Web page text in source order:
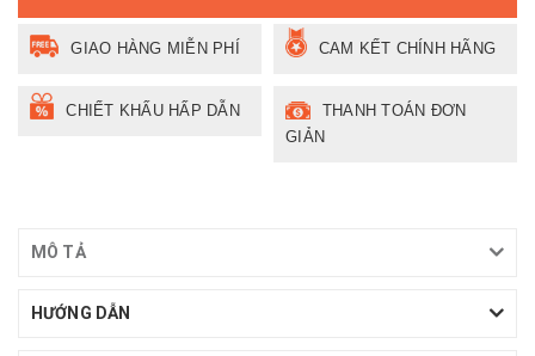
GIAO HÀNG MIỄN PHÍ CAM KẾT CHÍNH HÃNG
CHIẾT KHẤU HẤP DẪN
THANH TOÁN ĐƠN
GIẢN
MÔ TẢ
HƯỚNG DẪN